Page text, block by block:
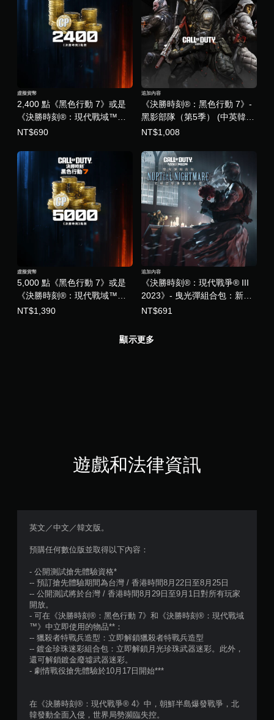
2,400 點《黑色行動 7》或是
《決勝時刻®：現代戰域™》
點數 (中英韓文版)
虛擬貨幣
NT$690
《決勝時刻®：黑色行動 7》-
黑影部隊（第5季） (中英韓文
版)
追加內容
NT$1,008
5,000 點《黑色行動 7》或是
《決勝時刻®：現代戰域™》
點數 (中英韓文版)
虛擬貨幣
NT$1,390
《決勝時刻®：現代戰爭® III
2023》- 曳光彈組合包：新婚
劊樂究極造型專業組合包 (中
追加內容
NT$691
顯示更多
遊戲和法律資訊
英文／中文／韓文版。
預購任何數位版並取得以下內容：
- 公開測試搶先體驗資格*
-- 預訂搶先體驗期間為台灣 / 香港時間8月22日至8月25日
-- 公開測試將於台灣 / 香港時間8月29日至9月1日對所有玩家
開放。
- 可在《決勝時刻®：黑色行動 7》和《決勝時刻®：現代戰域
™》中立即使用的物品**：
-- 獵殺者特戰兵造型：立即解鎖獵殺者特戰兵造型
-- 鍍金珍珠迷彩組合包：立即解鎖月光珍珠武器迷彩。此外，
還可解鎖鍍金廢墟武器迷彩。
- 劇情戰役搶先體驗於10月17日開始***
在《決勝時刻®：現代戰爭® 4》中，朝鮮半島爆發戰爭，北
韓發動全面入侵，世界局勢瀕臨失控。